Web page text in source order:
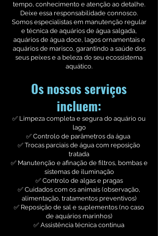
tempo, conhecimento e atenção ao detalhe.
Deixe essa responsabilidade connosco.
Somos especialistas em manutenção regular
e técnica de aquários de água salgada,
aquários de água doce, lagos ornamentais e
aquários de marisco, garantindo a saúde dos
seus peixes e a beleza do seu ecossistema
aquático.
Os nossos serviços
incluem:
✅ Limpeza completa e segura do aquário ou
lago
✅ Controlo de parâmetros da água
✅ Trocas parciais de água com reposição
tratada
✅ Manutenção e afinação de filtros, bombas e
sistemas de iluminação
✅ Controlo de algas e pragas
✅ Cuidados com os animais (observação,
alimentação, tratamentos preventivos)
✅ Reposição de sal e suplementos (no caso
de aquários marinhos)
✅ Assistência técnica contínua